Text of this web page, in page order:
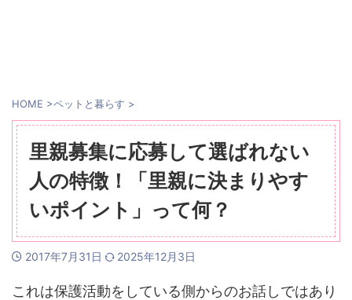
HOME >ペットと暮らす >
里親募集に応募して選ばれない
人の特徴！「里親に決まりやす
いポイント」って何？
2017年7月31日 2025年12月3日
これは保護活動をしている側からのお話しではあり